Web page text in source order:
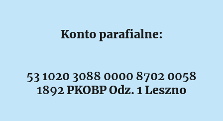
Konto parafialne:
53 1020 3088 0000 8702 0058
1892PKOBP Odz. 1 Leszno